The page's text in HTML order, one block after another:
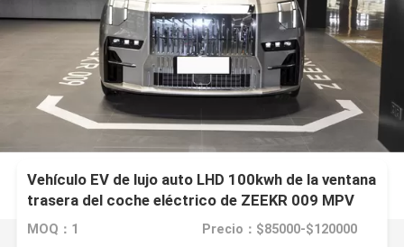
Vehículo EV de lujo auto LHD 100kwh de la ventana
trasera del coche eléctrico de ZEEKR 009 MPV
MOQ：1 Precio：$85000-$120000